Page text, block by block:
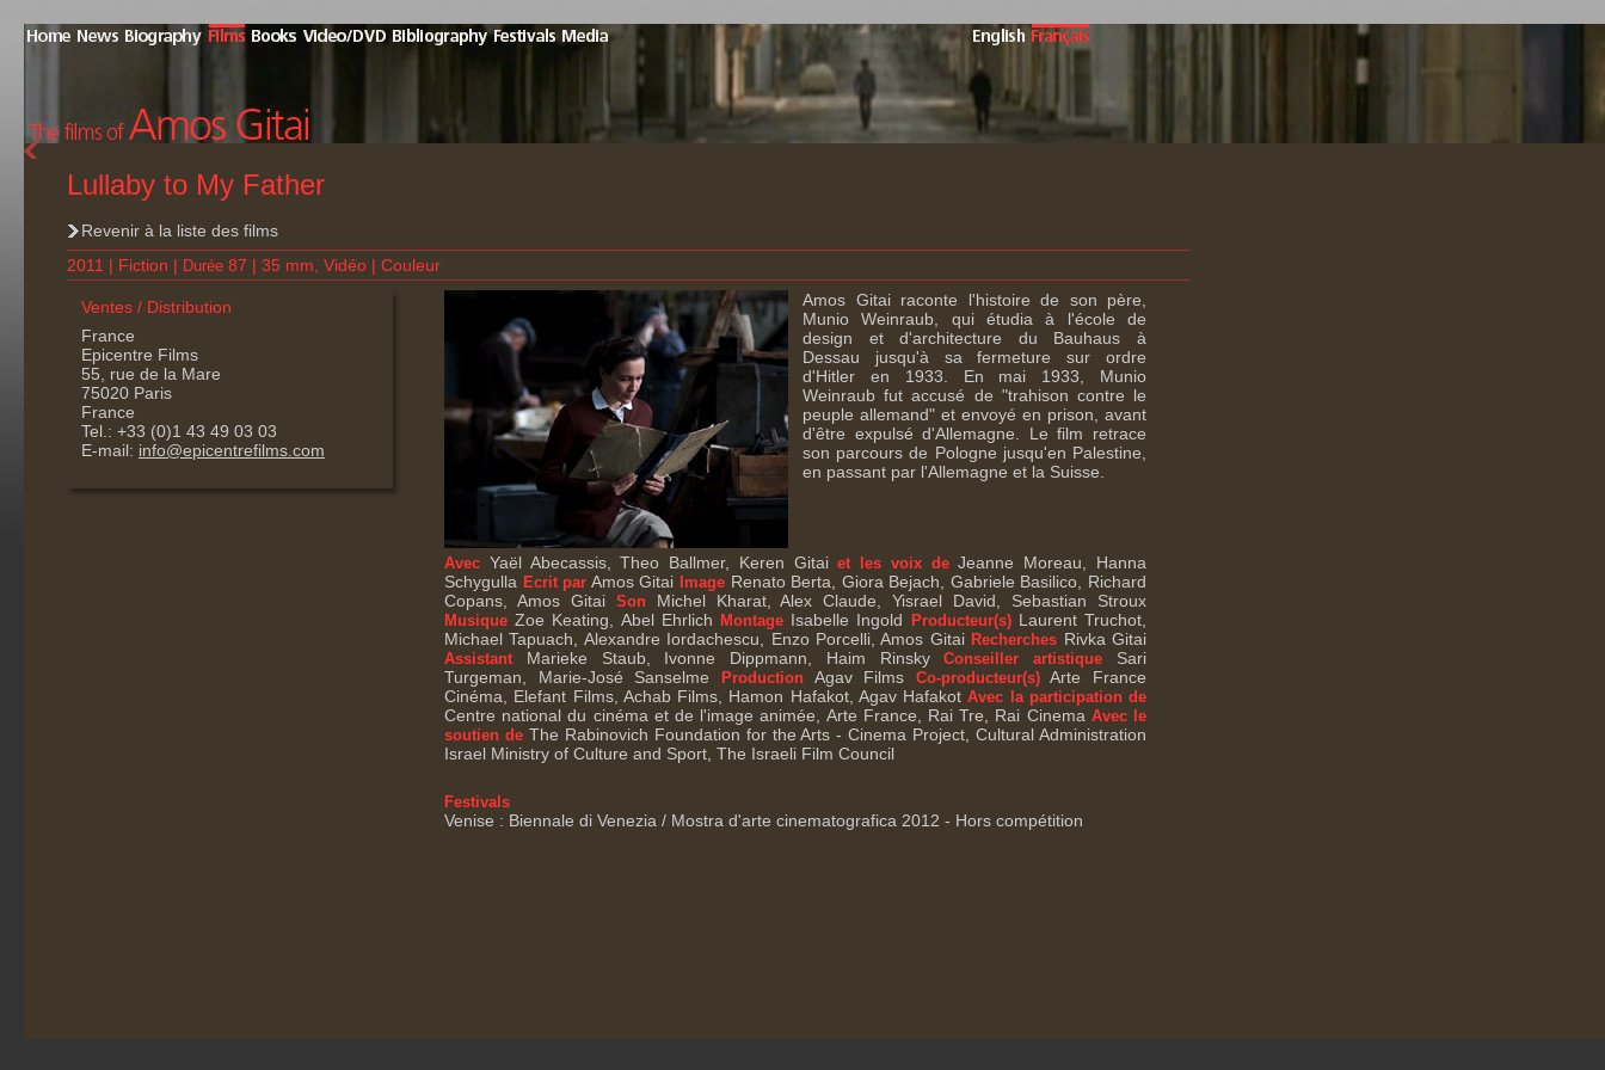
Lullaby to My Father
Revenir à la liste des films
2011 | Fiction | Durée 87 | 35 mm, Vidéo | Couleur
Ventes / Distribution
France
Epicentre Films
55, rue de la Mare
75020 Paris
France
Tel.: +33 (0)1 43 49 03 03
E-mail: info@epicentrefilms.com
Amos Gitai raconte l'histoire de son père,
Munio Weinraub, qui étudia à l'école de
design et d'architecture du Bauhaus à
Dessau jusqu'à sa fermeture sur ordre
d'Hitler en 1933. En mai 1933, Munio
Weinraub fut accusé de "trahison contre le
peuple allemand" et envoyé en prison, avant
d'être expulsé d'Allemagne. Le film retrace
son parcours de Pologne jusqu'en Palestine,
en passant par l'Allemagne et la Suisse.
Avec Yaël Abecassis, Theo Ballmer, Keren Gitaiet les voix deJeanne Moreau, Hanna
Schygulla Ecrit par Amos Gitai ImageRenato Berta, Giora Bejach, Gabriele Basilico, Richard
Copans, Amos Gitai SonMichel Kharat, Alex Claude, Yisrael David, Sebastian Stroux
Musique Zoe Keating, Abel Ehrlich Montage Isabelle Ingold Producteur(s)Laurent Truchot,
Michael Tapuach, Alexandre Iordachescu, Enzo Porcelli, Amos GitaiRecherches Rivka Gitai
Assistant Marieke Staub, Ivonne Dippmann, Haim RinskyConseiller artistique Sari
Turgeman, Marie-José Sanselme
ProductionAgav Films Co-producteur(s)Arte France
Cinéma, Elefant Films, Achab Films, Hamon Hafakot, Agav HafakotAvec la participation de
Centre national du cinéma et de l'image animée, Arte France, Rai Tre, Rai Cinema Avec le
soutien deThe Rabinovich Foundation for the Arts - Cinema Project, Cultural Administration
Israel Ministry of Culture and Sport, The Israeli Film Council
Festivals
Venise : Biennale di Venezia / Mostra d'arte cinematografica 2012 - Hors compétition